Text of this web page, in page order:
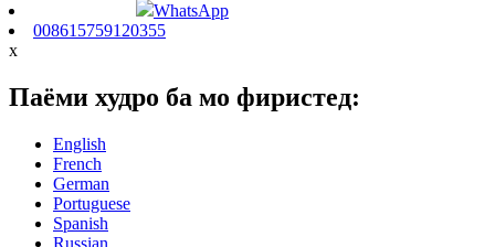
WhatsApp
008615759120355
x
Паёми худро ба мо фиристед:
English
French
German
Portuguese
Spanish